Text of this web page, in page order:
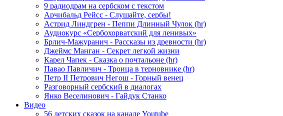
9 радиодрам на сербском с текстом
Арчибальд Рейсс - Слушайте, сербы!
Астрид Линдгрен - Пеппи Длинный Чулок (hr)
Аудиокурс «Сербохорватский для ленивых»
Брлич-Мажуранич - Рассказы из древности (hr)
Джеймс Манган - Секрет легкой жизни
Карел Чапек - Сказка о почтальоне (hr)
Павао Павличич - Троица в терновнике (hr)
Петр II Петрович Негош - Горный венец
Разговорный сербский в диалогах
Янко Веселинович - Гайдук Станко
Видео
56 детских сказок на канале Youtube